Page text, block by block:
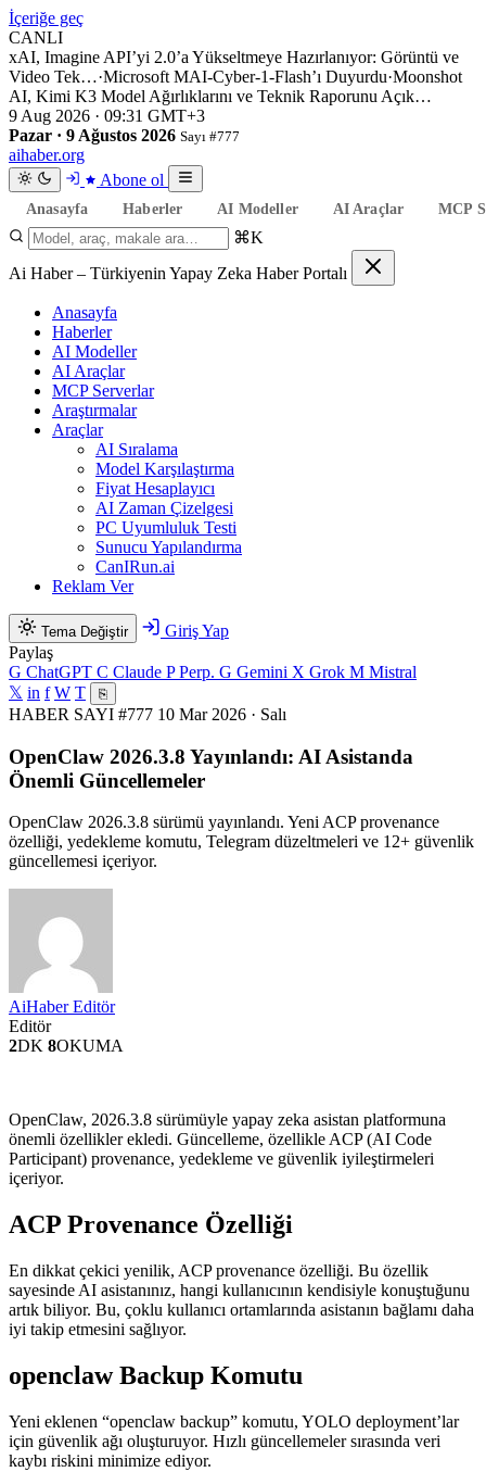
İçeriğe geç
CANLI
xAI, Imagine API’yi 2.0’a Yükseltmeye Hazırlanıyor: Görüntü ve
Video Tek…·Microsoft MAI-Cyber-1-Flash’ı Duyurdu·Moonshot
AI, Kimi K3 Model Ağırlıklarını ve Teknik Raporunu Açık…
9 Aug 2026 · 09:31 GMT+3
Pazar · 9 Ağustos 2026 Sayı #777
aihaber.org
Abone ol
Anasayfa Haberler AI Modeller AI Araçlar MCP
⌘K
Ai Haber – Türkiyenin Yapay Zeka Haber Portalı
Anasayfa
Haberler
AI Modeller
AI Araçlar
MCP Serverlar
Araştırmalar
Araçlar
AI Sıralama
Model Karşılaştırma
Fiyat Hesaplayıcı
AI Zaman Çizelgesi
PC Uyumluluk Testi
Sunucu Yapılandırma
CanIRun.ai
Reklam Ver
Tema Değiştir
Giriş Yap
Paylaş
G ChatGPT C Claude P Perp. G Gemini X Grok M Mistral
𝕏 in f W T ⎘
HABER SAYI #777 10 Mar 2026 · Salı
OpenClaw 2026.3.8 Yayınlandı: AI Asistanda
Önemli Güncellemeler
OpenClaw 2026.3.8 sürümü yayınlandı. Yeni ACP provenance
özelliği, yedekleme komutu, Telegram düzeltmeleri ve 12+ güvenlik
güncellemesi içeriyor.
AiHaber Editör
Editör
2DK 8OKUMA
OpenClaw, 2026.3.8 sürümüyle yapay zeka asistan platformuna
önemli özellikler ekledi. Güncelleme, özellikle ACP (AI Code
Participant) provenance, yedekleme ve güvenlik iyileştirmeleri
içeriyor.
ACP Provenance Özelliği
En dikkat çekici yenilik, ACP provenance özelliği. Bu özellik
sayesinde AI asistanınız, hangi kullanıcının kendisiyle konuştuğunu
artık biliyor. Bu, çoklu kullanıcı ortamlarında asistanın bağlamı daha
iyi takip etmesini sağlıyor.
openclaw Backup Komutu
Yeni eklenen “openclaw backup” komutu, YOLO deployment’lar
için güvenlik ağı oluşturuyor. Hızlı güncellemeler sırasında veri
kaybı riskini minimize ediyor.